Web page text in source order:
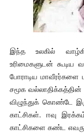
இந்த உலகில்
உரிமைகளுடன் கூடிய
போராடிய மாவீரர்களை
சமூக
விழுந்துக் கொண்டே
காட்சிகள். ஈவு
காட்சிகளை கண்ட